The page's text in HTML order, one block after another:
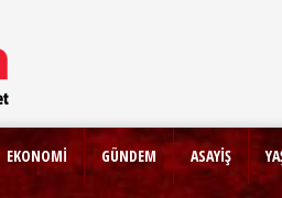
EKONOMİ GÜNDEM ASAYİŞ